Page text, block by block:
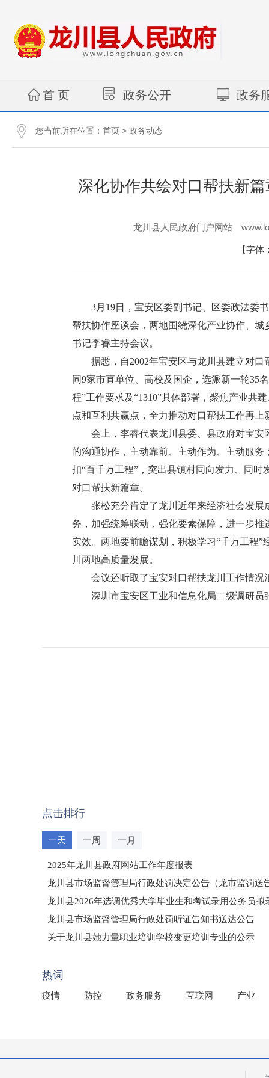
首 页 政务公开 政务
您当前所在位置： 首页 > 政务动态
深化协作共绘对口帮扶新
龙川县人民政府门户网站
【字体
3月19日，宝安区委副书记、区委政法委书
帮扶协作座谈会，两地围绕深化产业协作、
书记李睿主持会议。
据悉，自2002年宝安区与龙川县建立对口
同9家市直单位、高校及国企，选派新一轮35
程”工作要求及“1310”具体部署，聚焦产业共
点和互利共赢点，全力推动对口帮扶工作再上
会上，李睿代表龙川县委、县政府对宝安
的沟通协作，主动靠前、主动作为、主动服
扣“百千万工程”，突出县镇村同向发力、同
对口帮扶新篇章。
张松充分肯定了龙川近年来经济社会发展
务，加强统筹联动，强化要素保障，进一步
实效。两地要前瞻谋划，积极学习“千万工程
川两地高质量发展。
会议还听取了宝安对口帮扶龙川工作情况
深圳市宝安区工业和信息化局二级调研员
点击排行
一天 一周 一月
2025年龙川县政府网站工作年度报表
龙川县市场监督管理局行政处罚决定公告（龙市监罚送
龙川县2026年选调优秀大学毕业生和考试录用公务员拟
龙川县市场监督管理局行政处罚听证告知书送达公告
（龙市监罚送告〔2026〕71号）
关于龙川县她力量职业培训学校变更培训专业的公示
热词
疫情 防控 政务服务 互联网 产业